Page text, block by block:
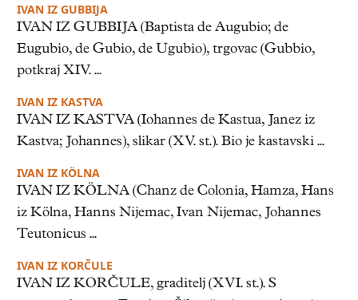
IVAN IZ GUBBIJA
IVAN IZ GUBBIJA (Baptista de Augubio; de
Eugubio, de Gubio, de Ugubio), trgovac (Gubbio,
potkraj XIV. ...
IVAN IZ KASTVA
IVAN IZ KASTVA (Iohannes de Kastua, Janez iz
Kastva; Johannes), slikar (XV. st.). Bio je kastavski ...
IVAN IZ KÖLNA
IVAN IZ KÖLNA (Chanz de Colonia, Hamza, Hans
iz Kölna, Hanns Nijemac, Ivan Nijemac, Johannes
Teutonicus ...
IVAN IZ KORČULE
IVAN IZ KORČULE, graditelj (XVI. st.). S